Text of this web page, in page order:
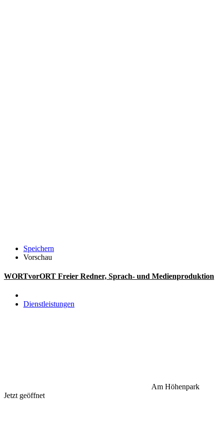
Speichern
Vorschau
WORTvorORT Freier Redner, Sprach- und Medienproduktion
Dienstleistungen
Am Höhenpark
Jetzt geöffnet